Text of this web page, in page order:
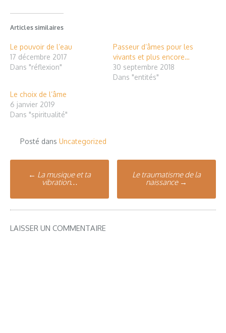
Articles similaires
Le pouvoir de l’eau
17 décembre 2017
Dans "réflexion"
Passeur d’âmes pour les
vivants et plus encore…
30 septembre 2018
Dans "entités"
Le choix de l’âme
6 janvier 2019
Dans "spiritualité"
Posté dans Uncategorized
Poste
navigation
← La musique et ta
vibration…
Le traumatisme de la
naissance →
LAISSER UN COMMENTAIRE